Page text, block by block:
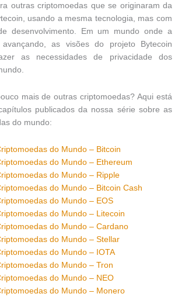
outras criptomoedas que se originaram da
usando a mesma tecnologia, mas com
desenvolvimento. Em um mundo onde a
avançando, as visões do projeto Bytecoin
as necessidades de privacidade dos
mais de outras criptomoedas? Aqui está
publicados da nossa série sobre as
do mundo:
do Mundo – Bitcoin
do Mundo – Ethereum
do Mundo – Ripple
do Mundo – Bitcoin Cash
do Mundo – EOS
do Mundo – Litecoin
do Mundo – Cardano
do Mundo – Stellar
do Mundo – IOTA
do Mundo – Tron
do Mundo – NEO
do Mundo – Monero